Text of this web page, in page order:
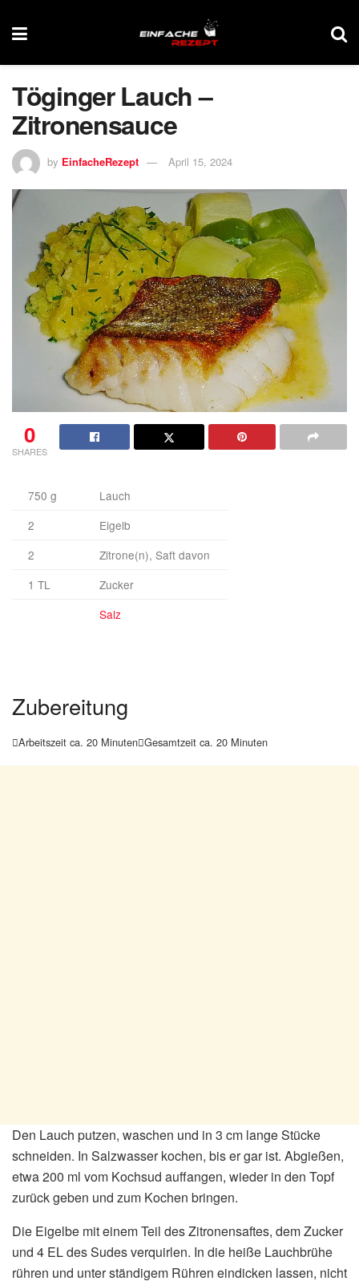
Töginger Lauch –
Zitronensauce
by EinfacheRezept April 15, 2024
0
SHARES
750 g
Lauch
2
Eigelb
2
Zitrone(n), Saft davon
1 TL
Zucker
Salz
Zubereitung
Arbeitszeit ca. 20 MinutenGesamtzeit ca. 20 Minuten
Den Lauch putzen, waschen und in 3 cm lange Stücke
schneiden. In Salzwasser kochen, bis er gar ist. Abgießen,
etwa 200 ml vom Kochsud auffangen, wieder in den Topf
zurück geben und zum Kochen bringen.
Die Eigelbe mit einem Teil des Zitronensaftes, dem Zucker
und 4 EL des Sudes verquirlen. In die heiße Lauchbrühe
rühren und unter ständigem Rühren eindicken lassen, nicht